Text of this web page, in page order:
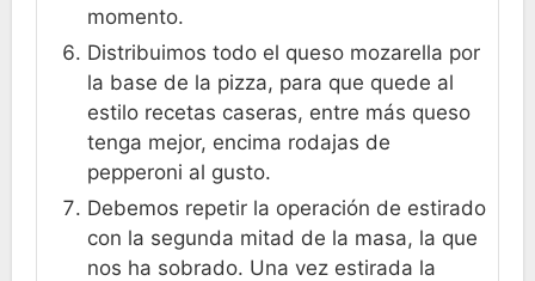
momento.
Distribuimos todo el queso mozarella por
la base de la pizza, para que quede al
estilo recetas caseras, entre más queso
tenga mejor, encima rodajas de
pepperoni al gusto.
Debemos repetir la operación de estirado
con la segunda mitad de la masa, la que
nos ha sobrado. Una vez estirada la